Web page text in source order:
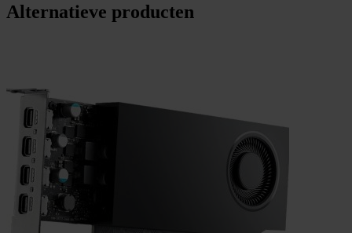
Alternatieve producten